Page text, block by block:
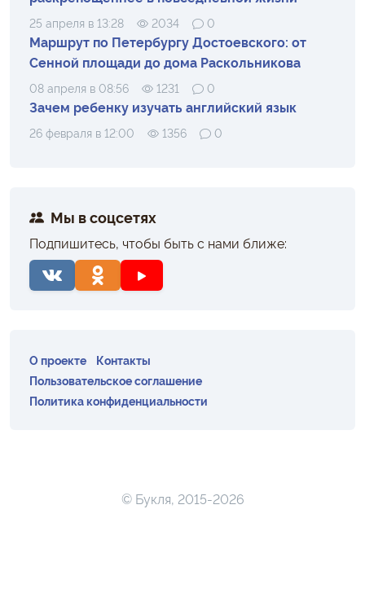
25 апреля в 13:28 2034 0
Маршрут по Петербургу Достоевского: от
Сенной площади до дома Раскольникова
08 апреля в 08:56 1231 0
Зачем ребенку изучать английский язык
26 февраля в 12:00 1356 0
Мы в соцсетях
Подпишитесь, чтобы быть с нами ближе:
О проекте
Контакты
Пользовательское соглашение
Политика конфиденциальности
© Букля, 2015-2026